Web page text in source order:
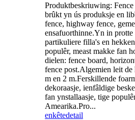
Produktbeskriuwing:
brûkt yn ús produksje en
fence, highway fence,
ensafuorthinne.Yn in protte
partikuliere filla's en
populêr, meast makke fan
dielen: fence board,
fence post.Algemien leit de
m en 2 m.Ferskillende
dekoraasje, ienfâldige
fan ynstallaasje, tige
Amearika.Pro...
enkêtedetail